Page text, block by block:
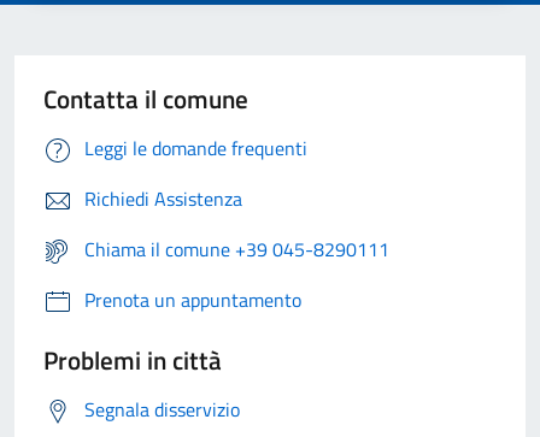
Contatta il comune
Leggi le domande frequenti
Richiedi Assistenza
Chiama il comune +39 045-8290111
Prenota un appuntamento
Problemi in città
Segnala disservizio